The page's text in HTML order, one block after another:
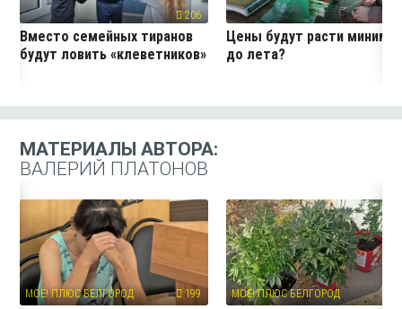
206
Вместо семейных тиранов
будут ловить «клеветников»
Цены будут расти
до лета?
МАТЕРИАЛЫ АВТОРА:
ВАЛЕРИЙ ПЛАТОНОВ
МОЁ! ПЛЮС БЕЛГОРОД 199 МОЁ! ПЛЮС БЕЛГОРОД